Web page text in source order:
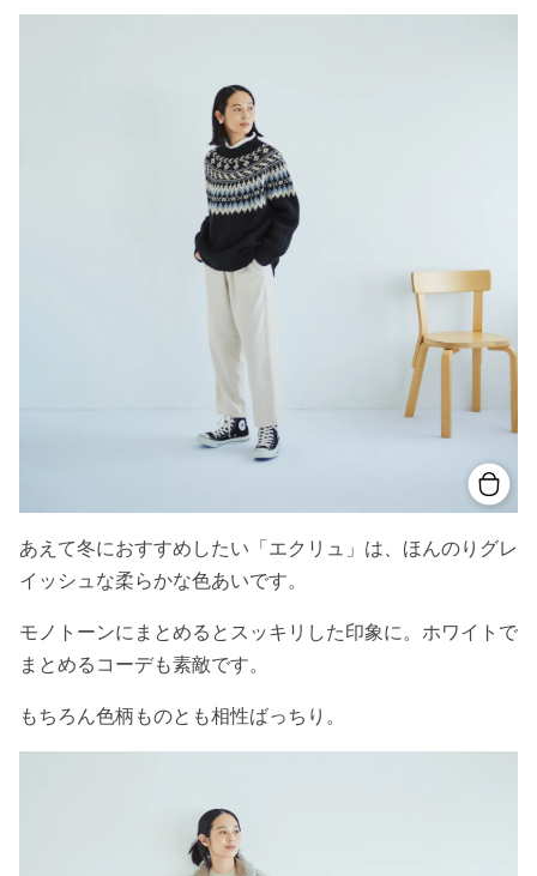
あえて冬におすすめしたい「エクリュ」は、ほんのりグレ
イッシュな柔らかな色あいです。
モノトーンにまとめるとスッキリした印象に。ホワイトで
まとめるコーデも素敵です。
もちろん色柄ものとも相性ばっちり。